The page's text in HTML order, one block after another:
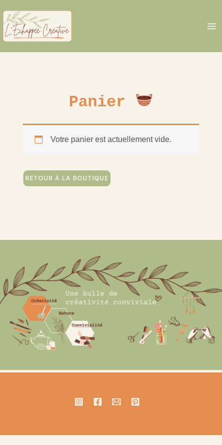
au
contenu
Panier
Votre panier est actuellement vide.
RETOUR À LA BOUTIQUE